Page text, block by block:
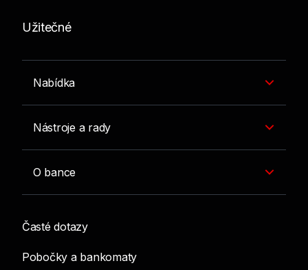
Užitečné
Nabídka
Nástroje a rady
O bance
Časté dotazy
Pobočky a bankomaty